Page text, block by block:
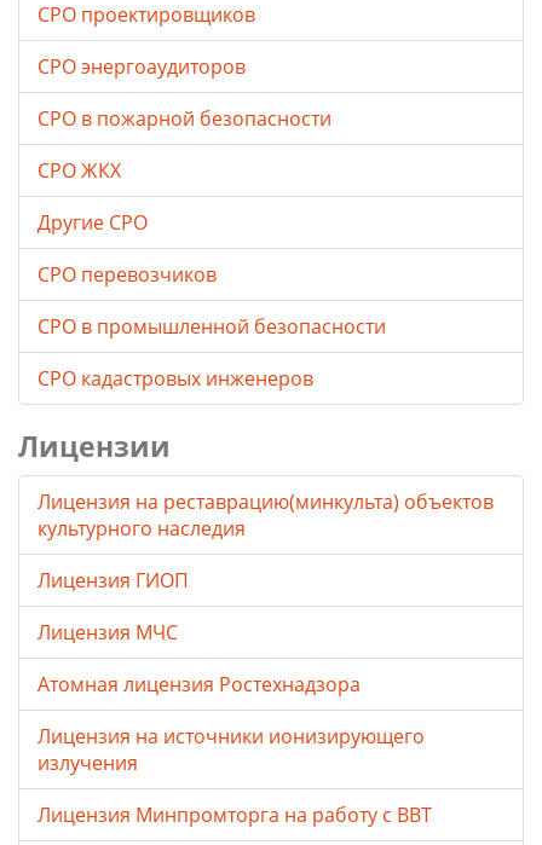
СРО проектировщиков
СРО энергоаудиторов
СРО в пожарной безопасности
СРО ЖКХ
Другие СРО
СРО перевозчиков
СРО в промышленной безопасности
СРО кадастровых инженеров
Лицензии
Лицензия на реставрацию(минкульта) объектов
культурного наследия
Лицензия ГИОП
Лицензия МЧС
Атомная лицензия Ростехнадзора
Лицензия на источники ионизирующего
излучения
Лицензия Минпромторга на работу с ВВТ